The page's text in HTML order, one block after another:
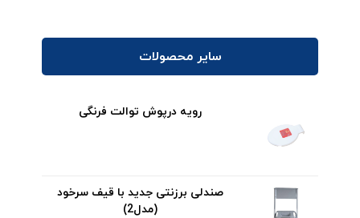
سایر محصولات
رویه درپوش توالت فرنگی
صندلی برزنتی جدید با قیف سرخود
(مدل2)